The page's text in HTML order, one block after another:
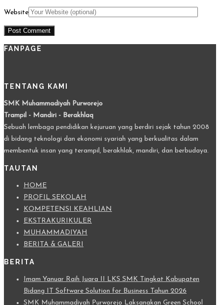
Website
FANPAGE
TENTANG KAMI
SMK Muhammadiyah Purworejo
Trampil - Mandiri - Berakhlaq
Sebuah lembaga pendidikan kejuruan yang berdiri sejak tahun 2008
di bidang teknologi dan ekonomi syariah yang berkualitas dalam
membentuk insan yang terampil, berakhlak, mandiri, dan berbudaya.
TAUTAN
HOME
PROFIL SEKOLAH
KOMPETENSI KEAHLIAN
EKSTRAKURIKULER
MUHAMMADIYAH
BERITA & GALERI
BERITA
Imam Yanuar Raih Juara II LKS SMK Tingkat Kabupaten
Bidang IT Software Solution for Business Tahun 2026
SMK Muhammadiyah Purworejo Laksanakan Green School